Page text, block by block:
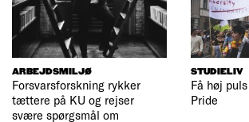
ARBEJDSMILJØ
Forsvarsforskning rykker
tættere på KU og rejser
svære spørgsmål om
STUDIELIV
Få høj
Pride